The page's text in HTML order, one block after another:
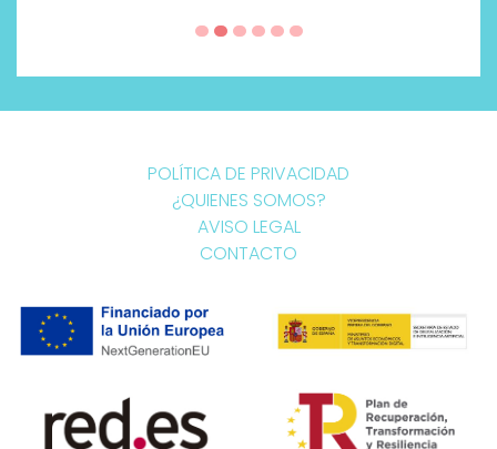
POLÍTICA DE PRIVACIDAD
¿QUIENES SOMOS?
AVISO LEGAL
CONTACTO